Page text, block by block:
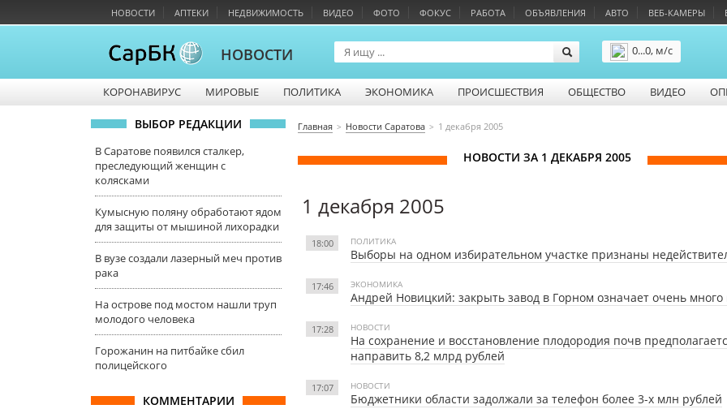
НОВОСТИ АПТЕКИ НЕДВИЖИМОСТЬ ВИДЕО ФОТО ФОКУС РАБОТА ОБЪЯВЛЕНИЯ АВТО ВЕБ-КАМЕРЫ
НОВОСТИ
0...0, м/с
КОРОНАВИРУС МИРОВЫЕ ПОЛИТИКА ЭКОНОМИКА ПРОИСШЕСТВИЯ ОБЩЕСТВО ВИДЕО
ВЫБОР РЕДАКЦИИ
В Саратове появился сталкер,
преследующий женщин с
колясками
Кумысную поляну обработают ядом
для защиты от мышиной лихорадки
В вузе создали лазерный меч против
рака
На острове под мостом нашли труп
молодого человека
Горожанин на питбайке сбил
полицейского
КОММЕНТАРИИ
Главная Новости Саратова 1 декабря 2005
НОВОСТИ ЗА 1 ДЕКАБРЯ 2005
1 декабря 2005
18:00 ПОЛИТИКА
Выборы на одном избирательном участке признаны
17:46 ЭКОНОМИКА
Андрей Новицкий: закрыть завод в Горном означает очень много
17:28 НОВОСТИ
На сохранение и восстановление плодородия почв
направить 8,2 млрд рублей
17:07 НОВОСТИ
Бюджетники области задолжали за телефон более 3-х млн рублей